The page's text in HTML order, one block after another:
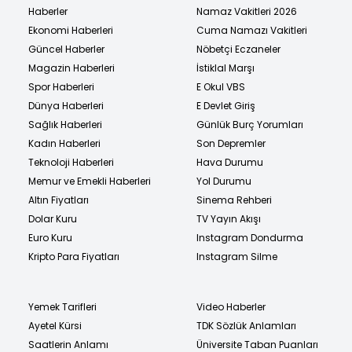
Haberler
Ekonomi Haberleri
Güncel Haberler
Magazin Haberleri
Spor Haberleri
Dünya Haberleri
Sağlık Haberleri
Kadın Haberleri
Teknoloji Haberleri
Memur ve Emekli Haberleri
Altın Fiyatları
Dolar Kuru
Euro Kuru
Kripto Para Fiyatları
Namaz Vakitleri 2026
Cuma Namazı Vakitleri
Nöbetçi Eczaneler
İstiklal Marşı
E Okul VBS
E Devlet Giriş
Günlük Burç Yorumları
Son Depremler
Hava Durumu
Yol Durumu
Sinema Rehberi
TV Yayın Akışı
Instagram Dondurma
Instagram Silme
Yemek Tarifleri
Ayetel Kürsi
Saatlerin Anlamı
Video Haberler
TDK Sözlük Anlamları
Üniversite Taban Puanları